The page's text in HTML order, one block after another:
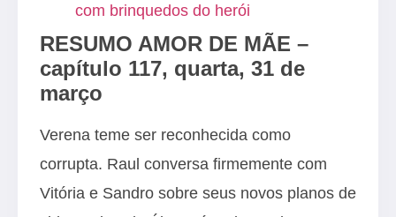
com brinquedos do herói
RESUMO AMOR DE MÃE –
capítulo 117, quarta, 31 de
março
Verena teme ser reconhecida como
corrupta. Raul conversa firmemente com
Vitória e Sandro sobre seus novos planos de